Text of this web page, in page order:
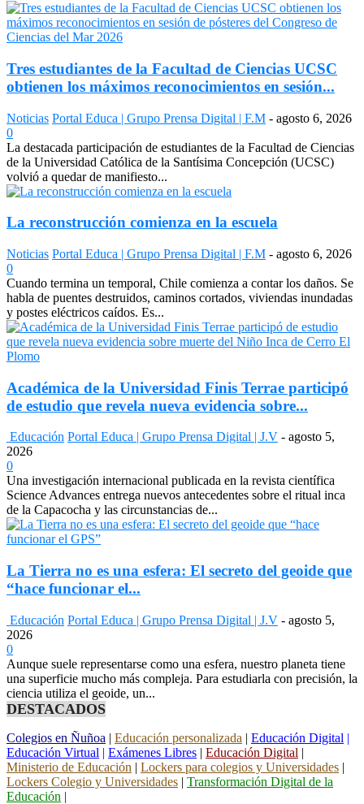
Tres estudiantes de la Facultad de Ciencias UCSC
obtienen los máximos reconocimientos en sesión...
Noticias Portal Educa | Grupo Prensa Digital | F.M - agosto 6, 2026
0
La destacada participación de estudiantes de la Facultad de Ciencias
de la Universidad Católica de la Santísima Concepción (UCSC)
volvió a quedar de manifiesto...
La reconstrucción comienza en la escuela
Noticias Portal Educa | Grupo Prensa Digital | F.M - agosto 6, 2026
0
Cuando termina un temporal, Chile comienza a contar los daños. Se
habla de puentes destruidos, caminos cortados, viviendas inundadas
y postes eléctricos caídos. Es...
Académica de la Universidad Finis Terrae participó
de estudio que revela nueva evidencia sobre...
Educación Portal Educa | Grupo Prensa Digital | J.V - agosto 5,
2026
0
Una investigación internacional publicada en la revista científica
Science Advances entrega nuevos antecedentes sobre el ritual inca
de la Capacocha y las circunstancias de...
La Tierra no es una esfera: El secreto del geoide que
“hace funcionar el...
Educación Portal Educa | Grupo Prensa Digital | J.V - agosto 5,
2026
0
Aunque suele representarse como una esfera, nuestro planeta tiene
una superficie mucho más compleja. Para estudiarla con precisión, la
ciencia utiliza el geoide, un...
DESTACADOS
Colegios en Ñuñoa | Educación personalizada | Educación Digital |
Educación Virtual | Exámenes Libres | Educación Digital |
Ministerio de Educación | Lockers para colegios y Universidades |
Lockers Colegio y Universidades | Transformación Digital de la
Educación |